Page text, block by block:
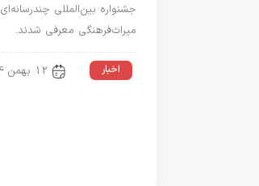
جشنواره بین‌المللی چندرسانه‌ای
میراث‌فرهنگی معرفی شدند.
اخبار 12 بهمن 1404